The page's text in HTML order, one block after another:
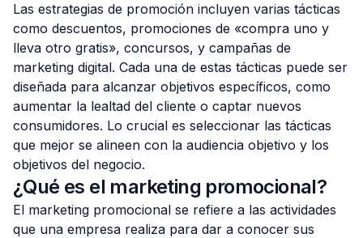
Las estrategias de promoción incluyen varias tácticas
como descuentos, promociones de «compra uno y
lleva otro gratis», concursos, y campañas de
marketing digital. Cada una de estas tácticas puede ser
diseñada para alcanzar objetivos específicos, como
aumentar la lealtad del cliente o captar nuevos
consumidores. Lo crucial es seleccionar las tácticas
que mejor se alineen con la audiencia objetivo y los
objetivos del negocio.
¿Qué es el marketing promocional?
El marketing promocional se refiere a las actividades
que una empresa realiza para dar a conocer sus